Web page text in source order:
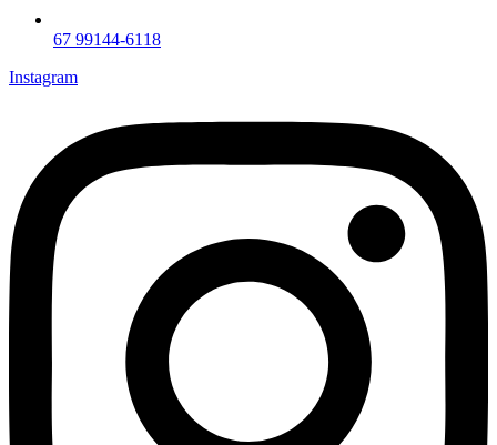
67 99144-6118
Instagram